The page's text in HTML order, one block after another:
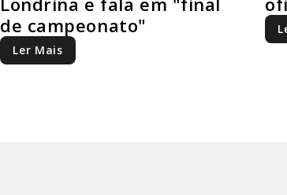
de campeonato"
Ler Mais